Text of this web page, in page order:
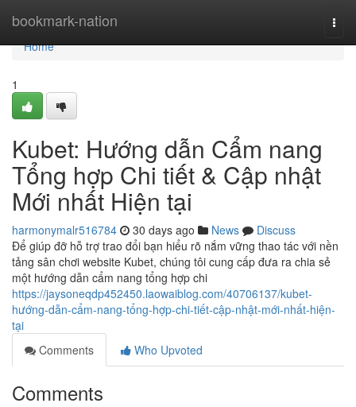
bookmark-nation
Home
Home
1
Kubet: Hướng dẫn Cẩm nang
Tổng hợp Chi tiết & Cập nhật
Mới nhất Hiện tại
harmonymalr516784 30 days ago News
Discuss
Để giúp đỡ hỗ trợ trao đổi bạn hiểu rõ nắm vững thao tác với nền
tảng sân chơi website Kubet, chúng tôi cung cấp đưa ra chia sẻ
một hướng dẫn cẩm nang tổng hợp chi
https://jaysoneqdp452450.laowaiblog.com/40706137/kubet-
hướng-dẫn-cẩm-nang-tổng-hợp-chi-tiết-cập-nhật-mới-nhất-hiện-
tại
Comments
Who Upvoted
Comments